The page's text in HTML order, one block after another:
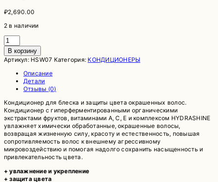
₽2,690.00
2 в наличии
Количество
товара
Кондиционер
блеск
защита
окрашеных
волос
HELEN
SEWARD
Hydra
Conditioner
В корзину
Артикул: HSW07 Категория: КОНДИЦИОНЕРЫ
Описание
Детали
Отзывы (0)
Кондиционер для блеска и защиты цвета окрашенных волос.
Кондиционер с гиперферментированными органическими
экстрактами фруктов, витаминами А, С, Е и комплексом HYDRASHINE
увлажняет химически обработанные, окрашенные волосы,
возвращая жизненную силу, красоту и естественность, повышая
сопротивляемость волос к внешнему агрессивному
микровоздействию и помогая надолго сохранить насыщенность и
привлекательность цвета.
+ увлажнение и укрепление
+ защита цвета